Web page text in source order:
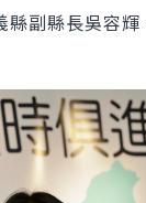
副縣長吳容